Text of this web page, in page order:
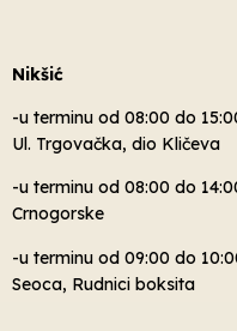
Nikšić
-u terminu od 08:00 do
Ul. Trgovačka, dio Kličeva
-u terminu od 08:00 do
Crnogorske
-u terminu od 09:00 do
Seoca, Rudnici boksita